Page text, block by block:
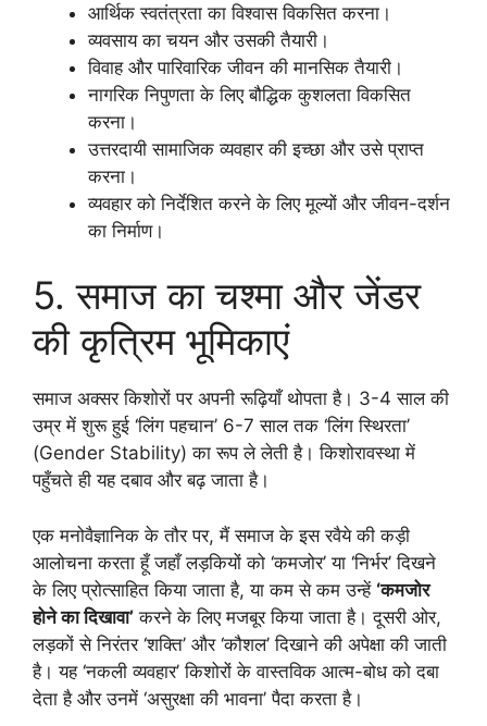
आर्थिक स्वतंत्रता का विश्वास विकसित करना।
व्यवसाय का चयन और उसकी तैयारी।
विवाह और पारिवारिक जीवन की मानसिक तैयारी।
नागरिक निपुणता के लिए बौद्धिक कुशलता विकसित
करना।
उत्तरदायी सामाजिक व्यवहार की इच्छा और उसे प्राप्त
करना।
व्यवहार को निर्देशित करने के लिए मूल्यों और जीवन-दर्शन
का निर्माण।
5. समाज का चश्मा और जेंडर
की कृत्रिम भूमिकाएं
समाज अक्सर किशोरों पर अपनी रूढ़ियाँ थोपता है। 3-4 साल की
उम्र में शुरू हुई ‘लिंग पहचान’ 6-7 साल तक ‘लिंग स्थिरता’
(Gender Stability) का रूप ले लेती है। किशोरावस्था में
पहुँचते ही यह दबाव और बढ़ जाता है।
एक मनोवैज्ञानिक के तौर पर, मैं समाज के इस रवैये की कड़ी
आलोचना करता हूँ जहाँ लड़कियों को ‘कमजोर’ या ‘निर्भर’ दिखने
के लिए प्रोत्साहित किया जाता है, या कम से कम उन्हें ‘कमजोर
होने का दिखावा’ करने के लिए मजबूर किया जाता है। दूसरी ओर,
लड़कों से निरंतर ‘शक्ति’ और ‘कौशल’ दिखाने की अपेक्षा की जाती
है। यह ‘नकली व्यवहार’ किशोरों के वास्तविक आत्म-बोध को दबा
देता है और उनमें ‘असुरक्षा की भावना’ पैदा करता है।